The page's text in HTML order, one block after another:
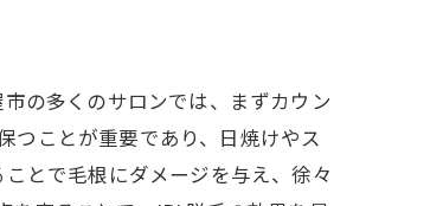
の多くのサロンでは、まずカウン
つことが重要であり、日焼けやス
とで毛根にダメージを与え、徐々